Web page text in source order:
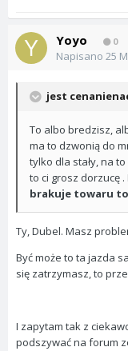
Yoyo 0
Napisano 25
jest
To albo bredzisz,
ma to dzwonią do
tylko dla stały, na
to ci grosz dorzucę
brakuje towaru
Ty, Dubel. Masz
Być może to ta jazda
się zatrzymasz, to
I zapytam tak z
podszywać na forum